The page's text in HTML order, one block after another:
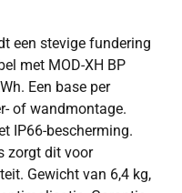
een stevige fundering
met MOD-XH BP
Een base per
of wandmontage.
IP66-bescherming.
zorgt dit voor
Gewicht van 6,4 kg,